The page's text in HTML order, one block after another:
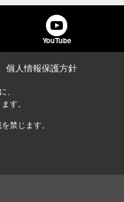
YouTube
個人情報保護方針
す。
禁じます。